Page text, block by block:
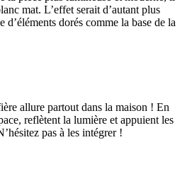
mat. L’effet serait d’autant plus
d’éléments dorés comme la base de la
allure partout dans la maison ! En
reflètent la lumière et appuient les
pas à les intégrer !